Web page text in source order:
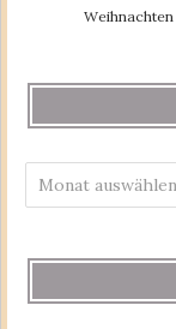
Weihnachten